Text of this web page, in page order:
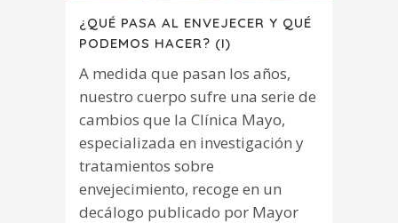
¿QUÉ PASA AL ENVEJECER Y QUÉ
PODEMOS HACER? (I)
A medida que pasan los años,
nuestro cuerpo sufre una serie de
cambios que la Clínica Mayo,
especializada en investigación y
tratamientos sobre
envejecimiento, recoge en un
decálogo publicado por Mayor